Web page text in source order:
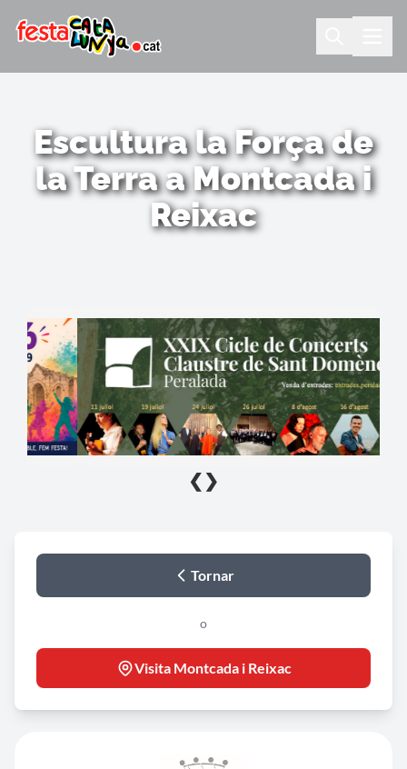
Escultura la Força de
la Terra a Montcada i
Reixac
❮ ❯
Tornar
o
Visita Montcada i Reixac